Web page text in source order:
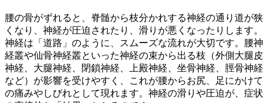
腰の骨がずれると、脊髄から枝分かれする神経の通り道が狭
くなり、神経が圧迫されたり、滑りが悪くなったりします。
神経は「道路」のように、スムーズな流れが大切です。腰神
経叢や仙骨神経叢といった神経の束から出る枝（外側大腿皮
神経、大腿神経、閉鎖神経、上殿神経、坐骨神経、脛骨神経
など）が影響を受けやすく、これが腰からお尻、足にかけて
の痛みやしびれとして現れます。神経の滑りや圧迫が、症状